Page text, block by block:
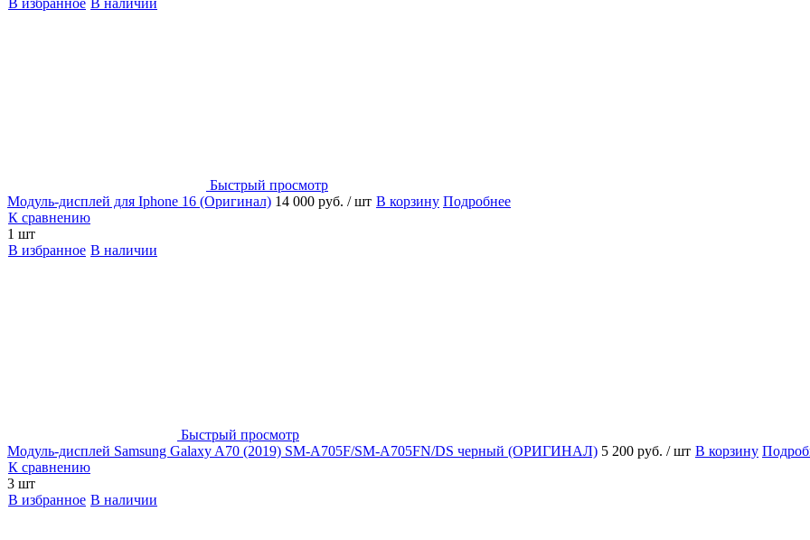
Быстрый просмотр
Модуль-дисплей для Iphone 16 (Оригинал) 14 000 руб. / шт В корзину Подробнее
К сравнению
1 шт
В избранное В наличии
Быстрый просмотр
Модуль-дисплей Samsung Galaxy A70 (2019) SM-A705F/SM-A705FN/DS черный (ОРИГИНАЛ) 5 200 руб. / шт В корзину
К сравнению
3 шт
В избранное В наличии